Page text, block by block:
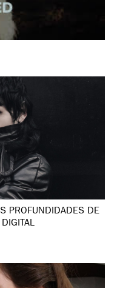
PROFUNDIDADES DE